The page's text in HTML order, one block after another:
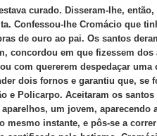
curado. Disseram-lhe,
Confessou-lhe Cromácio que
de ouro ao pai. Os santos
concordou em que fizessem
com quererem despedaçar uma
dois fornos e garantiu que, se
e Policarpo. Aceitaram os
um jovem,
mesmo instante, e pôs-se a